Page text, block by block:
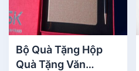
Bộ Quà Tặng Hộp
Quà Tặng Văn